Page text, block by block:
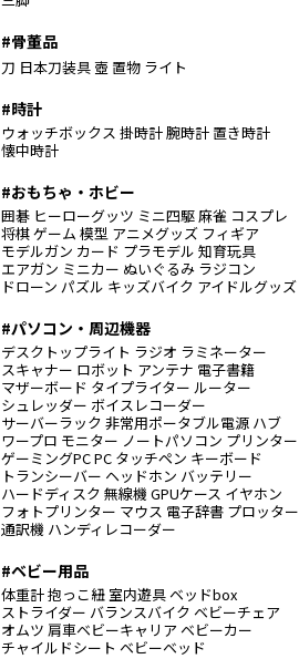
#骨董品
刀 日本刀装具壺 置物 ライト
#時計
ウォッチボックス 掛時計腕時計 置き時計
懐中時計
#おもちゃ・ホビー
囲碁 ヒーローグッツ ミニ四駆麻雀 コスプレ
将棋ゲーム 模型 アニメグッズ フィギア
モデルガン カード プラモデル 知育玩具
エアガン ミニカー ぬいぐるみ ラジコン
ドローン パズル キッズバイク アイドルグッズ
#パソコン・周辺機器
デスクトップライト ラジオ ラミネーター
スキャナー ロボット アンテナ 電子書籍
マザーボード タイプライター ルーター
シュレッダー ボイスレコーダー
サーバーラック 非常用ポータブル電源 ハブ
ワープロ モニター ノートパソコン プリンター
ゲーミングPCPC タッチペン キーボード
トランシーバー ヘッドホン バッテリー
ハードディスク 無線機GPUケース イヤホン
フォトプリンター マウス 電子辞書 プロッター
通訳機 ハンディレコーダー
#ベビー用品
体重計抱っこ紐室内遊具 ベッドbox
ストライダー バランスバイク ベビーチェア
オムツ 肩車ベビーキャリア ベビーカー
チャイルドシート ベビーベッド